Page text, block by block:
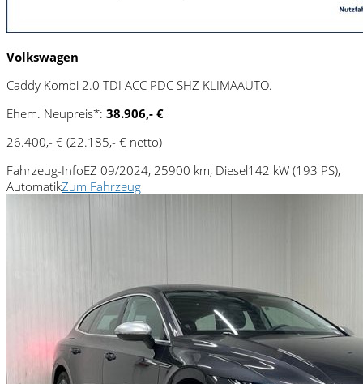
Volkswagen
Caddy Kombi 2.0 TDI ACC PDC SHZ KLIMAAUTO.
Ehem. Neupreis*: 38.906,- €
26.400,- € (22.185,- € netto)
Fahrzeug-InfoEZ 09/2024, 25900 km, Diesel142 kW (193 PS),
AutomatikZum Fahrzeug